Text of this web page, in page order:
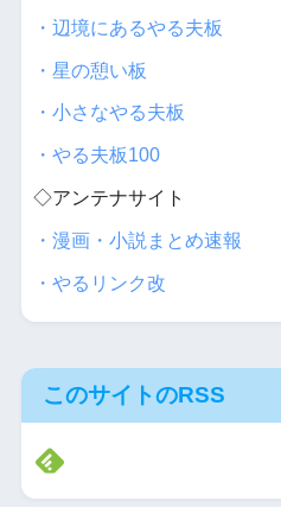
・辺境にあるやる夫板
・星の憩い板
・小さなやる夫板
・やる夫板100
◇アンテナサイト
・漫画・小説まとめ速報
・やるリンク改
このサイトのRSS